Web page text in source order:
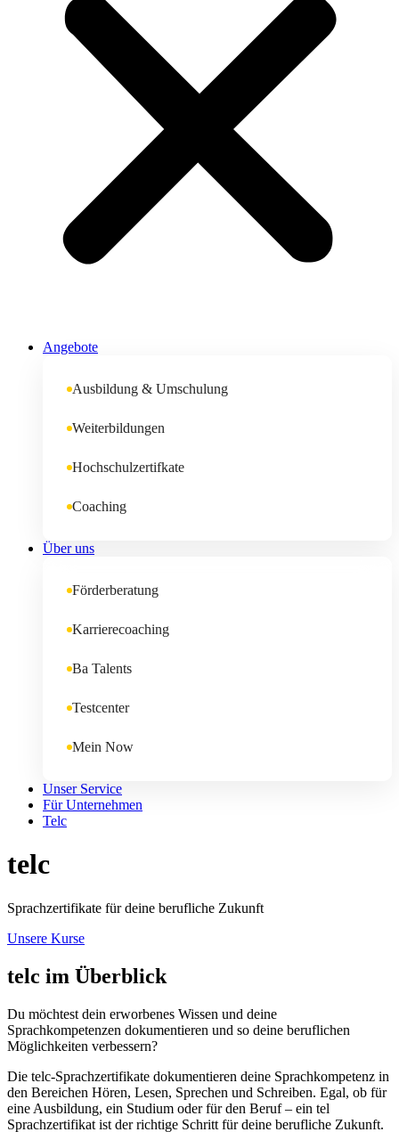
Angebote
Ausbildung & Umschulung
Weiterbildungen
Hochschulzertifkate
Coaching
Über uns
Förderberatung
Karrierecoaching
Ba Talents
Testcenter
Mein Now
Unser Service
Für Unternehmen
Telc
telc
Sprachzertifikate für deine berufliche Zukunft
Unsere Kurse
telc im Überblick
Du möchtest dein erworbenes Wissen und deine
Sprachkompetenzen dokumentieren und so deine beruflichen
Möglichkeiten verbessern?
Die telc-Sprachzertifikate dokumentieren deine Sprachkompetenz in
den Bereichen Hören, Lesen, Sprechen und Schreiben. Egal, ob für
eine Ausbildung, ein Studium oder für den Beruf – ein tel
Sprachzertifikat ist der richtige Schritt für deine berufliche Zukunft.